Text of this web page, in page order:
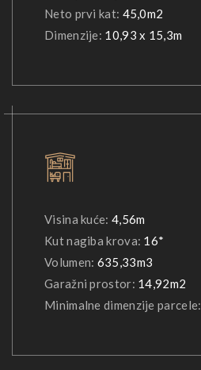
Neto prvi kat: 45,0m2
Dimenzije: 10,93 x 15,3m
Visina kuće: 4,56m
Kut nagiba krova: 16*
Volumen: 635,33m3
Garažni prostor: 14,92m2
Minimalne dimenzije parcele: